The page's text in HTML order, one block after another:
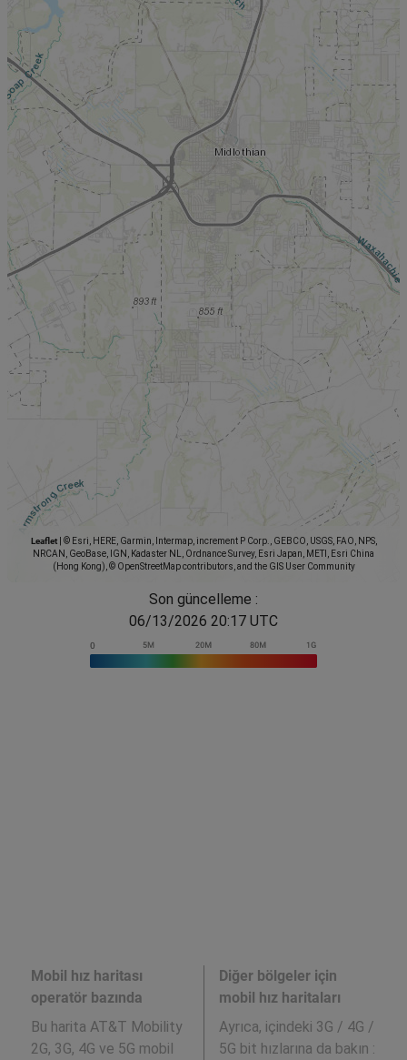
Leaflet
© Esri, HERE, Garmin, Intermap, increment P Corp., GEBCO, USGS, FAO, NPS,
NRCAN, GeoBase, IGN, Kadaster NL, Ordnance Survey, Esri Japan, METI, Esri China
(Hong Kong), © OpenStreetMap contributors, and the GIS User Community
Son güncelleme :
06/13/2026 20:17 UTC
Mobil hız haritası
operatör bazında
Bu harita AT&T Mobility
2G, 3G, 4G ve 5G mobil
Diğer bölgeler için
mobil hız haritaları
Ayrıca, içindeki 3G / 4G /
5G bit hızlarına da bakın :